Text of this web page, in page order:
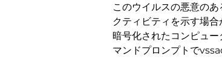
このウイルスの悪意の
クティビティを示す場
暗号化されたコンピュ
マンドプロンプトで